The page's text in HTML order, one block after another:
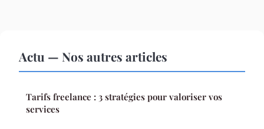
Actu — Nos autres articles
Tarifs freelance : 3 stratégies pour valoriser vos
services